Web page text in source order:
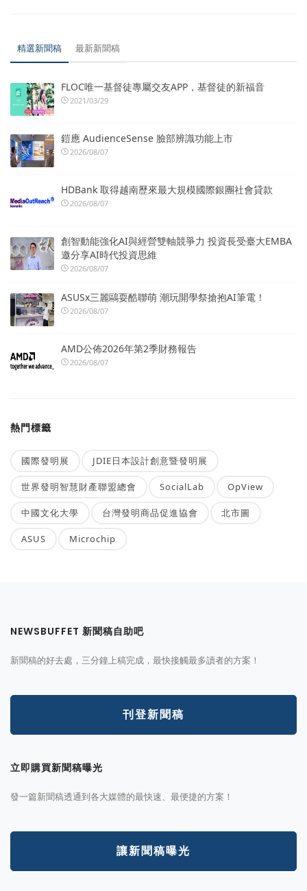
精選新聞稿 最新新聞稿
FLOC唯一基督徒專屬交友APP，基督徒的新福音
2021/03/29
鎧應 AudienceSense 臉部辨識功能上市
2026/08/07
HDBank 取得越南歷來最大規模國際銀團社會貸款
2026/08/07
創智動能強化AI與經營雙軸競爭力 投資長受臺大EMBA
邀分享AI時代投資思維
2026/08/07
ASUSx三麗鷗耍酷聯萌 潮玩開學祭搶抱AI筆電！
2026/08/07
AMD公佈2026年第2季財務報告
2026/08/07
熱門標籤
國際發明展 JDIE日本設計創意暨發明展
世界發明智慧財產聯盟總會 SocialLab OpView
中國文化大學 台灣發明商品促進協會 北市圖
ASUS Microchip
NEWSBUFFET 新聞稿自助吧
新聞稿的好去處，三分鐘上稿完成，最快接觸最多讀者的方案！
刊登新聞稿
立即購買新聞稿曝光
發一篇新聞稿透通到各大媒體的最快速、最便捷的方案！
讓新聞稿曝光